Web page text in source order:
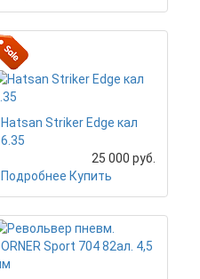
Hatsan Striker Edge кал
6.35
25 000 руб.
Подробнее Купить